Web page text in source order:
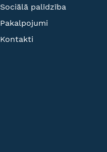
Sociālā palīdzība
Pakalpojumi
Kontakti